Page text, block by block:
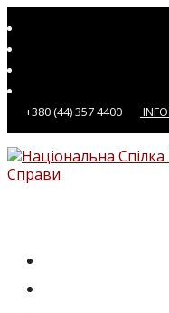
до
вмісту
+380 (44) 357 4400